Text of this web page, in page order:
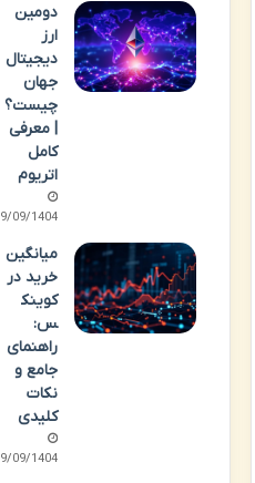
دومین
ارز
دیجیتال
جهان
چیست؟
| معرفی
کامل
اتریوم
29/09/1404
میانگین
خرید در
کوینک
س:
راهنمای
جامع و
نکات
کلیدی
29/09/1404